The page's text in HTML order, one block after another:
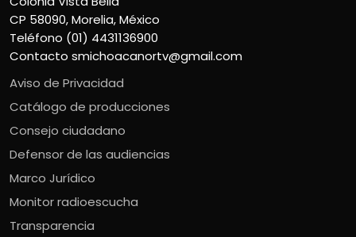
CP 58090, Morelia, México
Teléfono (01) 4431136900
Contacto smichoacanortv@gmail.com
Aviso de Privacidad
Catálogo de producciones
Consejo ciudadano
Defensor de las audiencias
Marco Jurídico
Monitor radioescucha
Transparencia